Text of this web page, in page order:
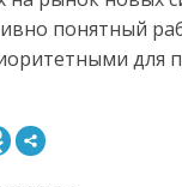
понятный